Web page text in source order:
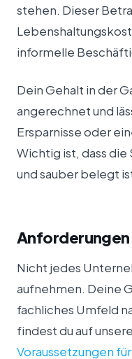
stehen. Dieser
informelle
Dein Gehalt in der
angerechnet und
Ersparnisse oder
Wichtig ist, dass
und sauber belegt
Anforderungen
Nicht jedes
aufnehmen. Deine
fachliches Umfeld
findest du auf
Voraussetzungen